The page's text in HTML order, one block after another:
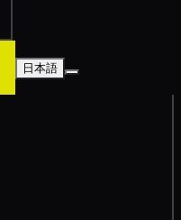
日本語